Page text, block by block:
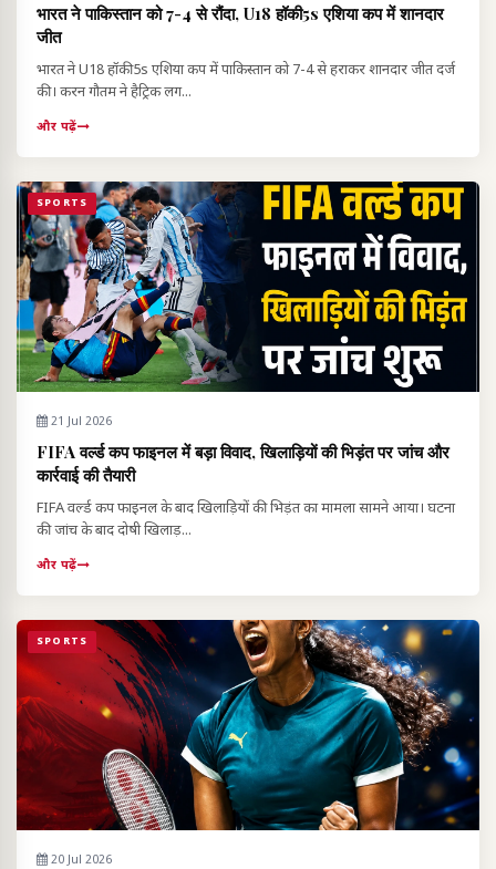
भारत ने पाकिस्तान को 7-4 से रौंदा, U18 हॉकी5s एशिया कप में शानदार
जीत
भारत ने U18 हॉकी5s एशिया कप में पाकिस्तान को 7-4 से हराकर शानदार जीत दर्ज
की। करन गौतम ने हैट्रिक लग...
और पढ़ें
SPORTS
21 Jul 2026
FIFA वर्ल्ड कप फाइनल में बड़ा विवाद, खिलाड़ियों की भिड़ंत पर जांच और
कार्रवाई की तैयारी
FIFA वर्ल्ड कप फाइनल के बाद खिलाड़ियों की भिड़ंत का मामला सामने आया। घटना
की जांच के बाद दोषी खिलाड़...
और पढ़ें
SPORTS
20 Jul 2026